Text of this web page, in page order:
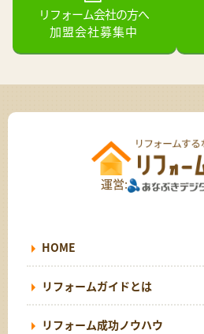
リフォーム会社の方へ
加盟会社募集中
運営:
HOME
リフォームガイドとは
リフォーム成功ノウハウ